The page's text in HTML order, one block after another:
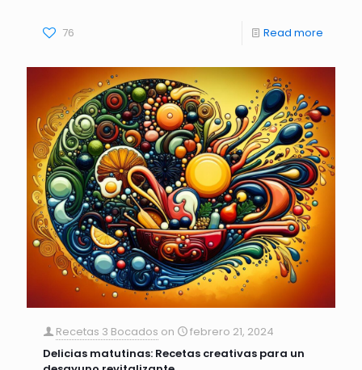
76 Read more
Recetas 3 Bocados on
febrero 21, 2024
Delicias matutinas: Recetas creativas para un